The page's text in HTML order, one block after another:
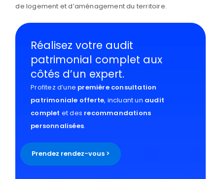
de logement et d’aménagement du territoire.
Réalisez votre audit
patrimonial complet aux
côtés d’un expert.
Profitez d’une première consultation
patrimoniale offerte, incluant un audit
complet et des recommandations
personnalisées.
Prendez rendez-vous >